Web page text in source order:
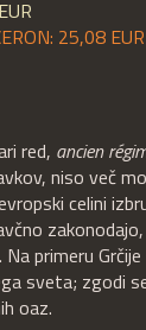
25,08 EUR
red, ancien
niso več
celini
Na primeru
sveta; zgodi
oaz.